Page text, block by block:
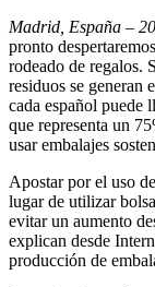
Madrid, España –
pronto
rodeado de regalos.
residuos se generan
cada español puede
que representa un
usar embalajes
Apostar por el uso
lugar de utilizar
evitar un aumento
explican desde
producción de